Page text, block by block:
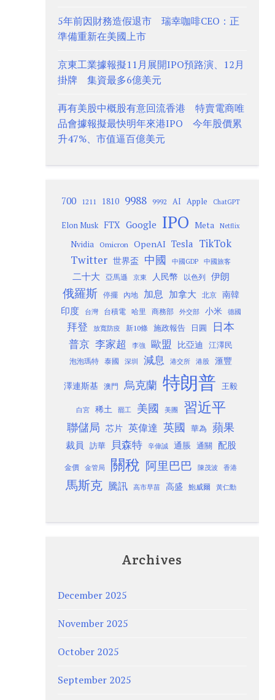
5年前因財務造假退市 瑞幸咖啡CEO：正
準備重新在美國上市
京東工業據報擬11月展開IPO預路演、12月
掛牌 集資最多6億美元
再有美股中概股有意回流香港 特賣電商唯
品會據報擬最快明年來港IPO 今年股價累
升47%、市值逼百億美元
700 1211 1810 9988 9992 AI Apple ChatGPT
Elon Musk FTX Google IPO Meta Netflix
Nvidia Omicron OpenAI Tesla TikTok
Twitter 世界盃 中國 中國GDP 中國旅客
二十大 亞馬遜 京東 人民幣 以色列 伊朗
俄羅斯 停擺 內地 加息 加拿大 北京
南韓
印度
台灣 台積電 哈里 商務部 外交部 小米 德國
拜登 放寬防疫 新10條 施政報告 日圓 日本
普京 李家超 李強 歐盟 比亞迪 江澤民
泡泡瑪特 泰國 深圳 減息 港交所 港股 滙豐
澤連斯基 澳門 烏克蘭 特朗普 王毅
白宮 稀土 罷工 美國 美團 習近平
聯儲局 芯片 英偉達 英國 華為 蘋果
裁員 訪華 貝森特 辛偉誠 通脹 通關 配股
金價 金管局 關稅 阿里巴巴 陳茂波 香港
馬斯克 騰訊 高市早苗 高盛 鮑威爾 黃仁勳
Archives
December 2025
November 2025
October 2025
September 2025